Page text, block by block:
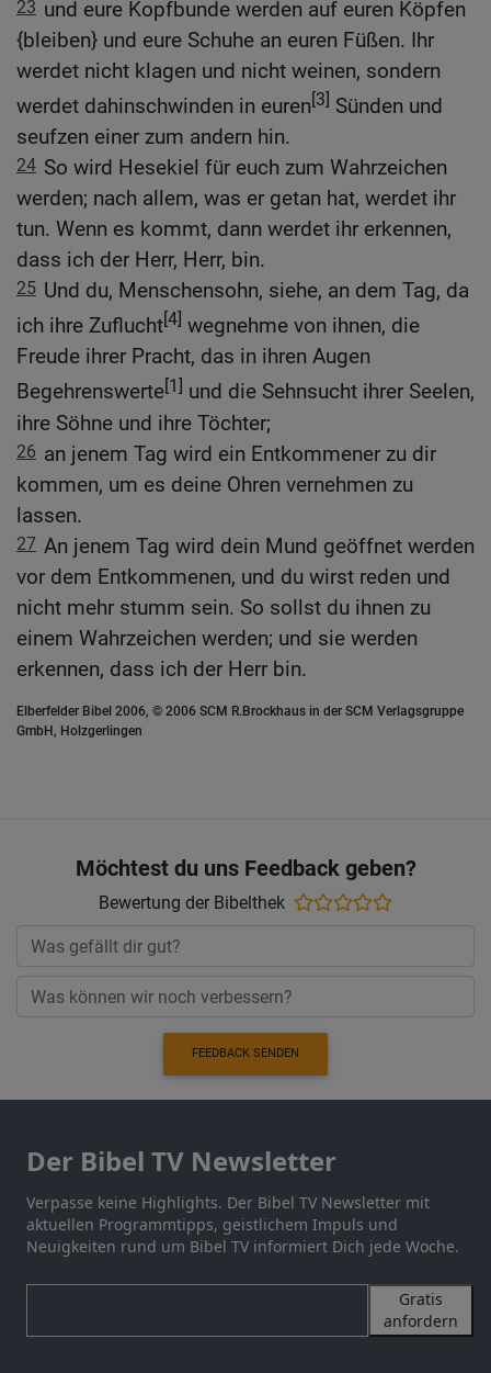
23 und eure Kopfbunde werden auf euren Köpfen
{bleiben} und eure Schuhe an euren Füßen. Ihr
werdet nicht klagen und nicht weinen, sondern
werdet dahinschwinden in euren[3] Sünden und
seufzen einer zum andern hin.
24 So wird Hesekiel für euch zum Wahrzeichen
werden; nach allem, was er getan hat, werdet ihr
tun. Wenn es kommt, dann werdet ihr erkennen,
dass ich der Herr, Herr, bin.
25 Und du, Menschensohn, siehe, an dem Tag, da
ich ihre Zuflucht[4] wegnehme von ihnen, die
Freude ihrer Pracht, das in ihren Augen
Begehrenswerte[1] und die Sehnsucht ihrer Seelen,
ihre Söhne und ihre Töchter;
26 an jenem Tag wird ein Entkommener zu dir
kommen, um es deine Ohren vernehmen zu
lassen.
27 An jenem Tag wird dein Mund geöffnet werden
vor dem Entkommenen, und du wirst reden und
nicht mehr stumm sein. So sollst du ihnen zu
einem Wahrzeichen werden; und sie werden
erkennen, dass ich der Herr bin.
Elberfelder Bibel 2006, © 2006 SCM R.Brockhaus in der SCM Verlagsgruppe
GmbH, Holzgerlingen
Möchtest du uns Feedback geben?
Bewertung der Bibelthek
FEEDBACK SENDEN
Der Bibel TV Newsletter
Verpasse keine Highlights. Der Bibel TV Newsletter mit
aktuellen Programmtipps, geistlichem Impuls und
Neuigkeiten rund um Bibel TV informiert Dich jede Woche.
Gratis
anfordern